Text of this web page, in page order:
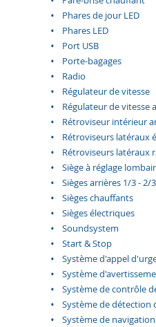
Phares de jour LED
Phares LED
Port USB
Porte-bagages
Radio
Régulateur de vitesse
Régulateur de vitesse
Rétroviseur intérieur
Rétroviseurs latéraux
Rétroviseurs latéraux
Siège à réglage
Sièges arrières 1/3 - 2/3
Sièges chauffants
Sièges électriques
Soundsystem
Start & Stop
Système d'appel
Système
Système de contrôle
Système de détection
Système de navigation